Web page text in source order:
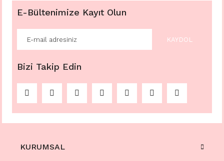
E-Bültenimize Kayıt Olun
KAYDOL
Bizi Takip Edin
KURUMSAL